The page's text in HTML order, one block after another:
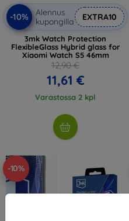
-10%
Alennus
kupongilla
EXTRA10
3mk Watch Protection
FlexibleGlass Hybrid glass for
Xiaomi Watch S5 46mm
12,90 €
11,61 €
Varastossa 2 kpl
-10%